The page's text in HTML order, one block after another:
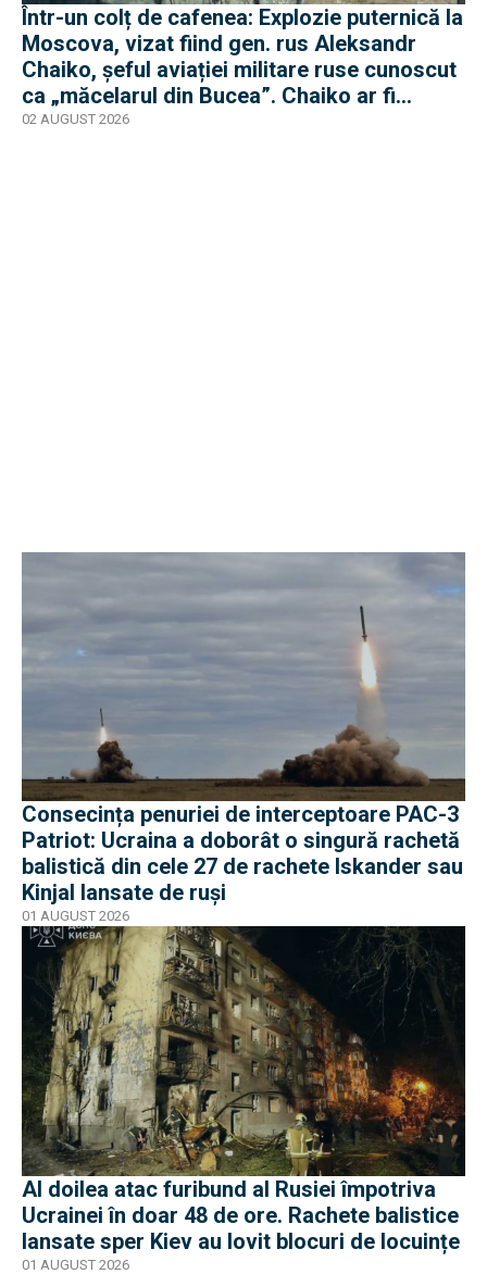
Într-un colț de cafenea: Explozie puternică la
Moscova, vizat fiind gen. rus Aleksandr
Chaiko, șeful aviației militare ruse cunoscut
ca „măcelarul din Bucea”. Chaiko ar fi
supraviețuit
02 AUGUST 2026
Consecința penuriei de interceptoare PAC-3
Patriot: Ucraina a doborât o singură rachetă
balistică din cele 27 de rachete Iskander sau
Kinjal lansate de ruși
01 AUGUST 2026
Al doilea atac furibund al Rusiei împotriva
Ucrainei în doar 48 de ore. Rachete balistice
lansate sper Kiev au lovit blocuri de locuințe
01 AUGUST 2026